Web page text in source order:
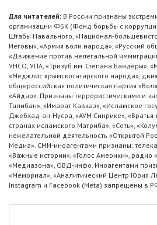
Для читателей: В России признаны
организации ФБК (Фонд борьбы с
Штабы Навального, «Национал-
Иеговы», «Армия воли народа», «Русский
«Движение против нелегальной
УНСО, УПА, «Тризуб им. Степана Бандеры»,
«Меджлис крымскотатарского народа»,
общероссийская политическая партия
«Айдар». Признаны террористическими и
Талибан», «Имарат Кавказ», «Исламское
Джебхад-ан-Нусра, «АУМ Синрике»,
странах исламского Магриба», «Сеть»,
нежелательной деятельность «Открытой
Медиа». СМИ-иноагентами признаны:
«Важные истории», «Голос Америки», радио
«Медиазона», ОВД-инфо. Иноагентами
«Мемориал», «Аналитический Центр Юрия
Instagram и Facebook (Metа) запрещены в